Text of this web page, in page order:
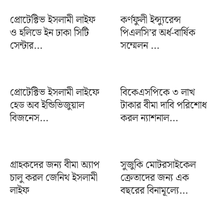
প্রোটেক্টিভ ইসলামী লাইফ
ও হলিডে ইন ঢাকা সিটি
সেন্টার...
কর্ণফুলী ইন্স্যুরেন্স
পিএলসি’র অর্ধ-বার্ষিক
সম্মেলন ...
প্রোটেক্টিভ ইসলামী লাইফে
হেড অব ইন্ডিভিজুয়াল
বিজনেস...
বিকেএসপিকে ৩ লাখ
টাকার বীমা দাবি পরিশোধ
করল ন্যাশনাল...
গ্রাহকদের জন্য বীমা অ্যাপ
চালু করল জেনিথ ইসলামী
লাইফ
সুজুকি মোটরসাইকেল
ক্রেতাদের জন্য এক
বছরের বিনামূল্যে...